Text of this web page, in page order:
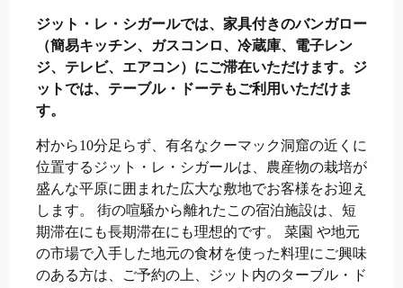
ジット・レ・シガールでは、家具付きのバンガロー
（簡易キッチン、ガスコンロ、冷蔵庫、電子レン
ジ、テレビ、エアコン）にご滞在いただけます。ジ
ットでは、テーブル・ドーテもご利用いただけま
す。
村から10分足らず、有名なクーマック洞窟の近くに
位置するジット・レ・シガールは、農産物の栽培が
盛んな平原に囲まれた広大な敷地でお客様をお迎え
します。 街の喧騒から離れたこの宿泊施設は、短
期滞在にも長期滞在にも理想的です。 菜園 や地元
の市場で入手した地元の食材を使った料理にご興味
のある方は、ご予約の上、ジット内のターブル・ド